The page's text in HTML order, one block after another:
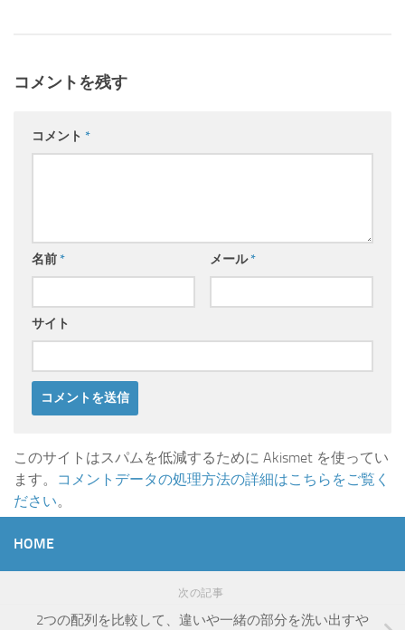
コメントを残す
コメント *
名前* メール*
サイト
このサイトはスパムを低減するために Akismet を使ってい
ます。
コメントデータの処理方法の詳細はこちらをご覧く
ださい。
HOME
次の記事
2つの配列を比較して、違いや一緒の部分を洗い出すや